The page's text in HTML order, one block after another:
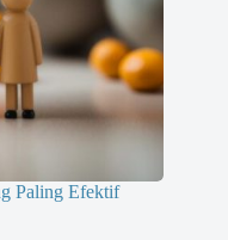
Paling Efektif